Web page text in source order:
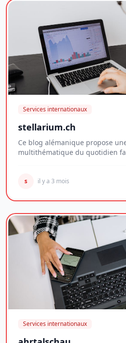
Services internationaux
stellarium.ch
Ce blog alémanique propose
multithématique du quotidien
s il y a 3 mois
Services internationaux